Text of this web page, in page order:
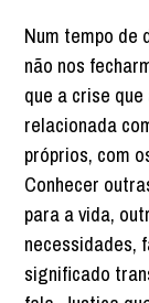
Num tempo de
não nos
que a crise
relacionada
próprios, com
Conhecer
para a vida,
necessidades,
significado